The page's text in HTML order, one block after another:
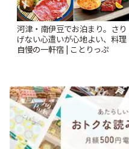
河津・南伊豆でお泊まり。さり
げない心遣いが心地よい、料理
自慢の一軒宿 | ことりっぷ